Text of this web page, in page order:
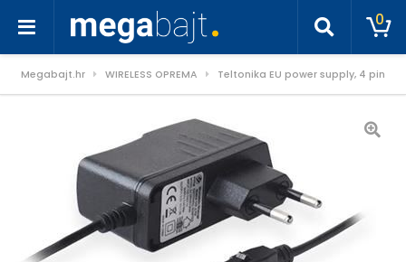
0
Megabajt.hr WIRELESS OPREMA Teltonika EU power supply, 4 pin